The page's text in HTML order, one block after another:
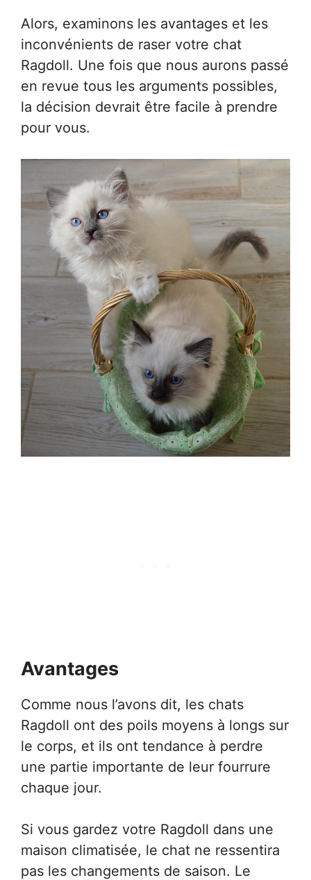
Alors, examinons les avantages et les
inconvénients de raser votre chat
Ragdoll. Une fois que nous aurons passé
en revue tous les arguments possibles,
la décision devrait être facile à prendre
pour vous.
Avantages
Comme nous l’avons dit, les chats
Ragdoll ont des poils moyens à longs sur
le corps, et ils ont tendance à perdre
une partie importante de leur fourrure
chaque jour.
Si vous gardez votre Ragdoll dans une
maison climatisée, le chat ne ressentira
pas les changements de saison. Le